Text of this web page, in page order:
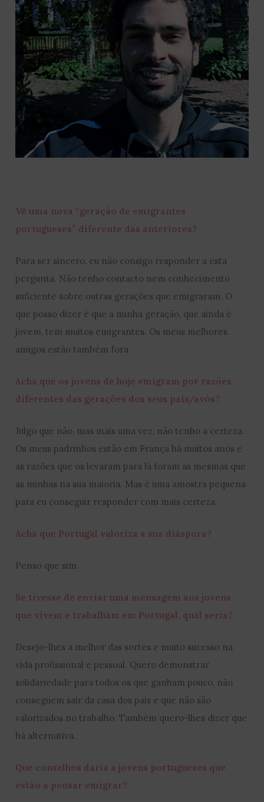
Vê uma nova “geração de emigrantes
portugueses” diferente das anteriores?
Para ser sincero, eu não consigo responder a esta
pergunta. Não tenho contacto nem conhecimento
suficiente sobre outras gerações que emigraram. O
que posso dizer é que a minha geração, que ainda é
jovem, tem muitos emigrantes. Os meus melhores
amigos estão também fora.
Acha que os jovens de hoje emigram por razões
diferentes das gerações dos seus pais/avós?
Julgo que não, mas mais uma vez, não tenho a certeza.
Os meus padrinhos estão em França há muitos anos e
as razões que os levaram para lá foram as mesmas que
as minhas na sua maioria. Mas é uma amostra pequena
para eu conseguir responder com mais certeza.
Acha que Portugal valoriza a sua diáspora?
Penso que sim.
Se tivesse de enviar uma mensagem aos jovens
que vivem e trabalham em Portugal, qual seria?
Desejo-lhes a melhor das sortes e muito sucesso na
vida profissional e pessoal. Quero demonstrar
solidariedade para todos os que ganham pouco, não
conseguem sair da casa dos pais e que não são
valorizados no trabalho. Também quero-lhes dizer que
há alternativa.
Que conselhos daria a jovens portugueses que
estão a pensar emigrar?